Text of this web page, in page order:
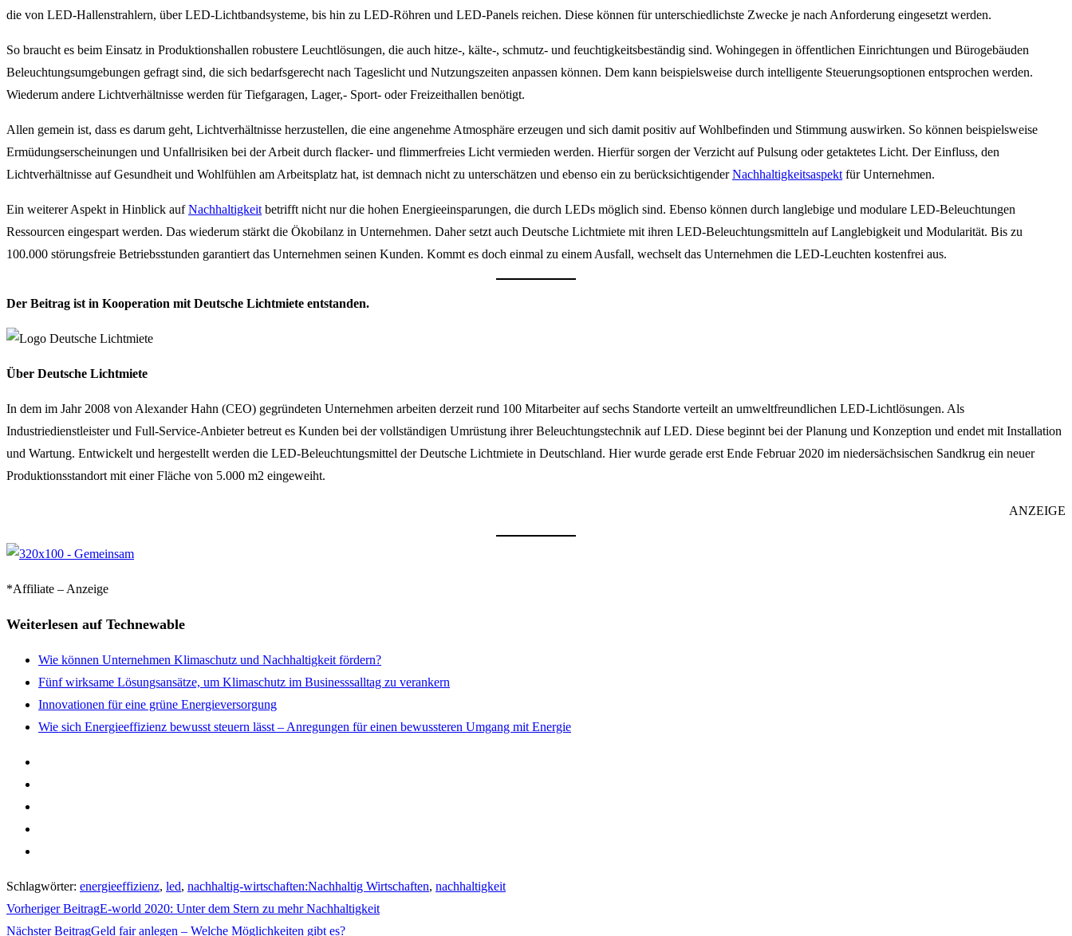
die von LED-Hallenstrahlern, über LED-Lichtbandsysteme, bis hin zu LED-Röhren und LED-Panels reichen. Diese können für unterschiedlichste Zwecke je nach Anforderung eingesetzt werden.
So braucht es beim Einsatz in Produktionshallen robustere Leuchtlösungen, die auch hitze-, kälte-, schmutz- und feuchtigkeitsbeständig sind. Wohingegen in öffentlichen Einrichtungen und Bürogebäuden
Beleuchtungsumgebungen gefragt sind, die sich bedarfsgerecht nach Tageslicht und Nutzungszeiten anpassen können. Dem kann beispielsweise durch intelligente Steuerungsoptionen entsprochen werden.
Wiederum andere Lichtverhältnisse werden für Tiefgaragen, Lager,- Sport- oder Freizeithallen benötigt.
Allen gemein ist, dass es darum geht, Lichtverhältnisse herzustellen, die eine angenehme Atmosphäre erzeugen und sich damit positiv auf Wohlbefinden und Stimmung auswirken. So können beispielsweise
Ermüdungserscheinungen und Unfallrisiken bei der Arbeit durch flacker- und flimmerfreies Licht vermieden werden. Hierfür sorgen der Verzicht auf Pulsung oder getaktetes Licht. Der Einfluss, den
Lichtverhältnisse auf Gesundheit und Wohlfühlen am Arbeitsplatz hat, ist demnach nicht zu unterschätzen und ebenso ein zu berücksichtigenderNachhaltigkeitsaspekt für Unternehmen.
Ein weiterer Aspekt in Hinblick aufNachhaltigkeit betrifft nicht nur die hohen Energieeinsparungen, die durch LEDs möglich sind. Ebenso können durch langlebige und modulare LED-Beleuchtungen
Ressourcen eingespart werden. Das wiederum stärkt die Ökobilanz in Unternehmen. Daher setzt auch Deutsche Lichtmiete mit ihren LED-Beleuchtungsmitteln auf Langlebigkeit und Modularität. Bis zu
100.000 störungsfreie Betriebsstunden garantiert das Unternehmen seinen Kunden. Kommt es doch einmal zu einem Ausfall, wechselt das Unternehmen die LED-Leuchten kostenfrei aus.
Der Beitrag ist in Kooperation mit Deutsche Lichtmiete entstanden.
Über Deutsche Lichtmiete
In dem im Jahr 2008 von Alexander Hahn (CEO) gegründeten Unternehmen arbeiten derzeit rund 100 Mitarbeiter auf sechs Standorte verteilt an umweltfreundlichen LED-Lichtlösungen. Als
Industriedienstleister und Full-Service-Anbieter betreut es Kunden bei der vollständigen Umrüstung ihrer Beleuchtungstechnik auf LED. Diese beginnt bei der Planung und Konzeption und endet mit Installation
und Wartung. Entwickelt und hergestellt werden die LED-Beleuchtungsmittel der Deutsche Lichtmiete in Deutschland. Hier wurde gerade erst Ende Februar 2020 im niedersächsischen Sandkrug ein neuer
Produktionsstandort mit einer Fläche von 5.000 m2 eingeweiht.
ANZEIGE
*Affiliate – Anzeige
Weiterlesen auf Technewable
Wie können Unternehmen Klimaschutz und Nachhaltigkeit fördern?
Fünf wirksame Lösungsansätze, um Klimaschutz im Businesssalltag zu verankern
Innovationen für eine grüne Energieversorgung
Wie sich Energieeffizienz bewusst steuern lässt – Anregungen für einen bewussteren Umgang mit Energie
Schlagwörter: energieeffizienz, led, nachhaltig-wirtschaften:Nachhaltig Wirtschaften, nachhaltigkeit
Weitere
Artikel
Vorheriger BeitragE-world 2020: Unter dem Stern zu mehr Nachhaltigkeit
Nächster BeitragGeld fair anlegen – Welche Möglichkeiten gibt es?